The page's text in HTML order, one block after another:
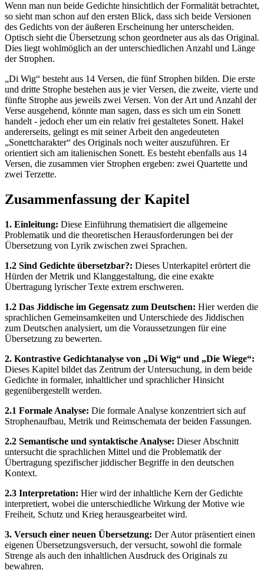
Wenn man nun beide Gedichte hinsichtlich der Formalität betrachtet,
so sieht man schon auf den ersten Blick, dass sich beide Versionen
des Gedichts von der äußeren Erscheinung her unterscheiden.
Optisch sieht die Übersetzung schon geordneter aus als das Original.
Dies liegt wohlmöglich an der unterschiedlichen Anzahl und Länge
der Strophen.
„Di Wig“ besteht aus 14 Versen, die fünf Strophen bilden. Die erste
und dritte Strophe bestehen aus je vier Versen, die zweite, vierte und
fünfte Strophe aus jeweils zwei Versen. Von der Art und Anzahl der
Verse ausgehend, könnte man sagen, dass es sich um ein Sonett
handelt - jedoch eher um ein relativ frei gestaltetes Sonett. Hakel
andererseits, gelingt es mit seiner Arbeit den angedeuteten
„Sonettcharakter“ des Originals noch weiter auszuführen. Er
orientiert sich am italienischen Sonett. Es besteht ebenfalls aus 14
Versen, die zusammen vier Strophen ergeben: zwei Quartette und
zwei Terzette.
Zusammenfassung der Kapitel
1. Einleitung: Diese Einführung thematisiert die allgemeine
Problematik und die theoretischen Herausforderungen bei der
Übersetzung von Lyrik zwischen zwei Sprachen.
1.2 Sind Gedichte übersetzbar?: Dieses Unterkapitel erörtert die
Hürden der Metrik und Klanggestaltung, die eine exakte
Übertragung lyrischer Texte extrem erschweren.
1.2 Das Jiddische im Gegensatz zum Deutschen: Hier werden die
sprachlichen Gemeinsamkeiten und Unterschiede des Jiddischen
zum Deutschen analysiert, um die Voraussetzungen für eine
Übersetzung zu bewerten.
2. Kontrastive Gedichtanalyse von „Di Wig“ und „Die Wiege“:
Dieses Kapitel bildet das Zentrum der Untersuchung, in dem beide
Gedichte in formaler, inhaltlicher und sprachlicher Hinsicht
gegenübergestellt werden.
2.1 Formale Analyse: Die formale Analyse konzentriert sich auf
Strophenaufbau, Metrik und Reimschemata der beiden Fassungen.
2.2 Semantische und syntaktische Analyse: Dieser Abschnitt
untersucht die sprachlichen Mittel und die Problematik der
Übertragung spezifischer jiddischer Begriffe in den deutschen
Kontext.
2.3 Interpretation: Hier wird der inhaltliche Kern der Gedichte
interpretiert, wobei die unterschiedliche Wirkung der Motive wie
Freiheit, Schutz und Krieg herausgearbeitet wird.
3. Versuch einer neuen Übersetzung: Der Autor präsentiert einen
eigenen Übersetzungsversuch, der versucht, sowohl die formale
Strenge als auch den inhaltlichen Ausdruck des Originals zu
bewahren.